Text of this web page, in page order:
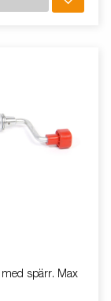
spärr. Max